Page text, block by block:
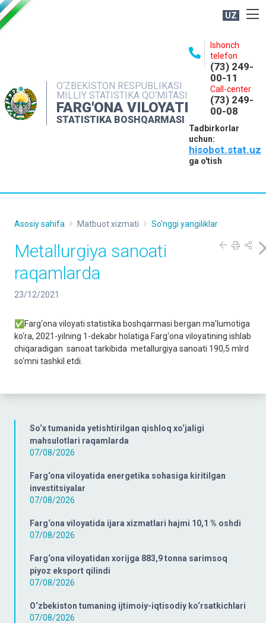
UZ
O‘ZBEKISTON RESPUBLIKASI
MILLIY STATISTIKA QO‘MITASI
FARG'ONA VILOYATI
STATISTIKA BOSHQARMASI
Ishonch
telefon
(73) 249-
00-11
Call-center
(73) 249-
00-08
Tadbirkorlar
uchun:
hisobot.stat.uz
ga o'tish
NASHRLAR
INTERAKTIV XIZMATLAR
MATBUOT XIZMATI
So‘x tumanida yetishtirilgan qishloq xo‘jaligi
mahsulotlari raqamlarda
07/08/2026
Farg‘ona viloyatida energetika sohasiga kiritilgan
investitsiyalar
07/08/2026
Farg‘ona viloyatida ijara xizmatlari hajmi 10,1 % oshdi
07/08/2026
Farg‘ona viloyatidan xorijga 883,9 tonna sarimsoq
piyoz eksport qilindi
07/08/2026
O‘zbekiston tumaning ijtimoiy-iqtisodiy ko‘rsatkichlari
07/08/2026
Asosiy sahifa Matbuot xizmati So'nggi yangiliklar
Metallurgiya sanoati
raqamlarda
23/12/2021
✅Farg‘ona viloyati statistika boshqarmasi bergan ma’lumotiga
ko‘ra, 2021-yilning 1-dekabr holatiga Farg‘ona viloyatining ishlab
chiqaradigan sanoat tarkibida metallurgiya sanoati 190,5 mlrd
so‘mni tashkil etdi.